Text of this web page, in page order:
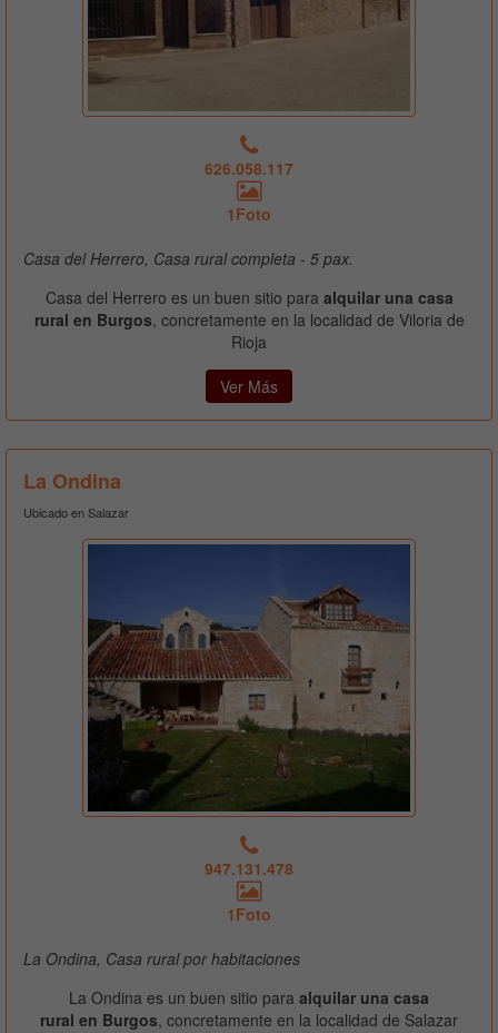
626.058.117
1Foto
Casa del Herrero, Casa rural completa - 5 pax.
Casa del Herrero es un buen sitio para alquilar una casa
rural en Burgos, concretamente en la localidad de Viloria de
Rioja
Ver Más
La Ondina
Ubicado en Salazar
947.131.478
1Foto
La Ondina, Casa rural por habitaciones
La Ondina es un buen sitio para alquilar una casa
rural en Burgos, concretamente en la localidad de Salazar